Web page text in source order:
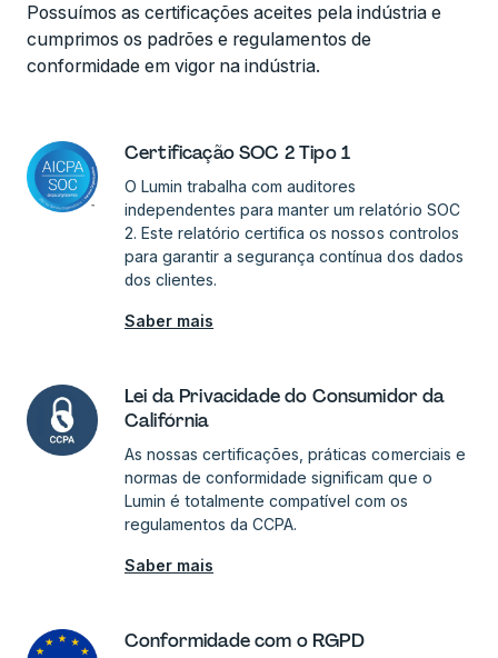
Possuímos as certificações aceites pela indústria e
cumprimos os padrões e regulamentos de
conformidade em vigor na indústria.
Certificação SOC 2 Tipo 1
O Lumin trabalha com auditores
independentes para manter um relatório SOC
2. Este relatório certifica os nossos controlos
para garantir a segurança contínua dos dados
dos clientes.
Saber mais
Lei da Privacidade do Consumidor da
Califórnia
As nossas certificações, práticas comerciais e
normas de conformidade significam que o
Lumin é totalmente compatível com os
regulamentos da CCPA.
Saber mais
Conformidade com o RGPD